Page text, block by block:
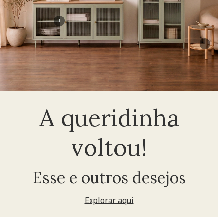
A queridinha
voltou!
Esse e outros desejos
Explorar aqui
+
+